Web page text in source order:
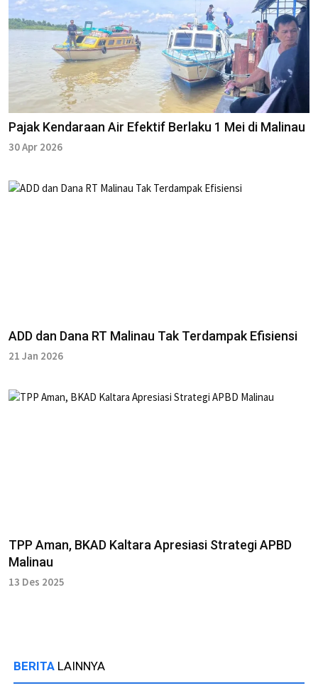
Pajak Kendaraan Air Efektif Berlaku 1 Mei di Malinau
30 Apr 2026
ADD dan Dana RT Malinau Tak Terdampak Efisiensi
21 Jan 2026
‎TPP Aman, BKAD Kaltara Apresiasi Strategi APBD
Malinau
13 Des 2025
BERITA LAINNYA